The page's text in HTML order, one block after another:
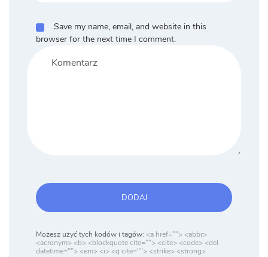
Save my name, email, and website in this
browser for the next time I comment.
DODAJ
Możesz użyć tych kodów i tagów: <a href=""> <abbr>
<acronym> <b> <blockquote cite=""> <cite> <code> <del
datetime=""> <em> <i> <q cite=""> <strike> <strong>